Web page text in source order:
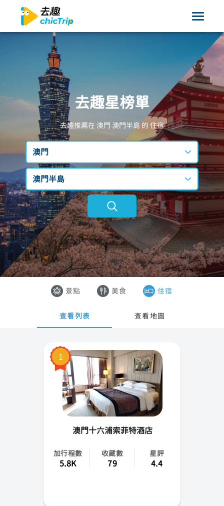
去趣星榜單
去趣推薦在 澳門 澳門半島的 住宿
澳門
台灣
日本
韓國
香港
澳門
澳門半島
不限區域
澳門半島
氹仔島
景點 美食 住宿
查看列表 查看地圖
1
澳門十六浦索菲特酒店
加行程數
5.8K
收藏數
79
星評
4.4